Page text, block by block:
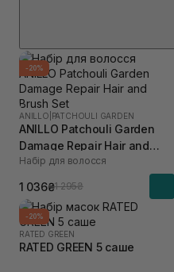
-20%
ANILLO PATCHOULI GARDEN
ANILLO Patchouli Garden
Damage Repair Hair and
Brush Set
Набір для волосся
1 036₴1 295₴
-20%
RATED GREEN
RATED GREEN 5 саше